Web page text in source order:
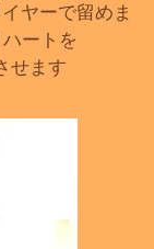
ヤーで留めま
ートを
せます